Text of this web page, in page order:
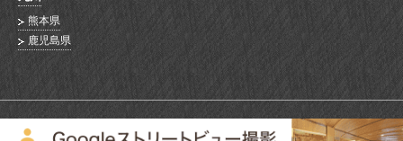
熊本県
鹿児島県